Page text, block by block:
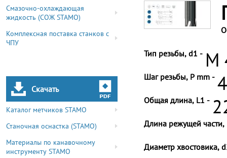
Смазочно-охлаждающая
жидкость (СОЖ STAMO)
Комплексная поставка станков с
ЧПУ
Скачать
Каталог метчиков STAMO
Станочная оснастка (STAMO)
Материалы по канавочному
инструменту STAMO
Тип резьбы, d1 - M
Шаг резьбы, P mm -
Общая длина, L1 -
Длина режущей части,
Диаметр хвостовика,